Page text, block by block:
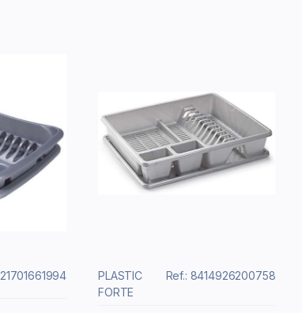
PLASTIC
FORTE
Ref.: 8414926200758